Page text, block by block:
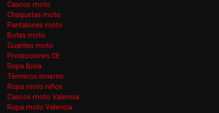
Cascos moto
Chaquetas moto
Pantalones moto
Botas moto
Guantes moto
Protecciones CE
Ropa lluvia
Térmicos invierno
Ropa moto niños
Cascos moto Valencia
Ropa moto Valencia